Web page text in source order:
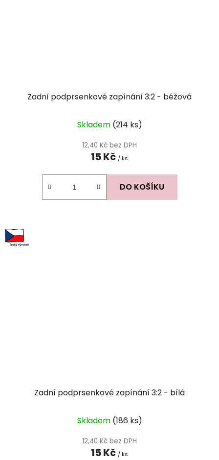
Zadní podprsenkové zapínání 3:2 - béžová
Skladem (214 ks)
12,40 Kč bez DPH
15 Kč / ks
DO KOŠÍKU
Zadní podprsenkové zapínání 3:2 - bílá
Skladem (186 ks)
12,40 Kč bez DPH
15 Kč / ks